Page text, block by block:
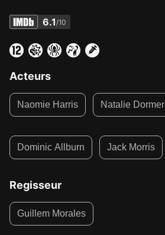
6.1 /10
Acteurs
Naomie Harris Natalie Dormer
Dominic Allburn Jack Morris
Regisseur
Guillem Morales